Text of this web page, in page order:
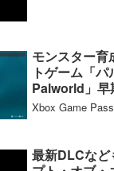
モンスター育
トゲーム「
Palworld」早
Steam/Xbox
Xbox Game
最新DLCなど